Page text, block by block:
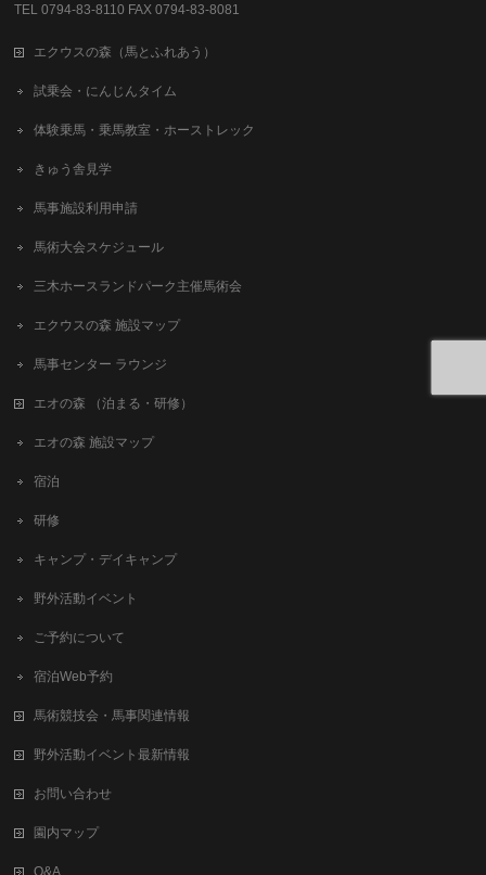
TEL 0794-83-8110 FAX 0794-83-8081
エクウスの森（馬とふれあう）
試乗会・にんじんタイム
体験乗馬・乗馬教室・ホーストレック
きゅう舎見学
馬事施設利用申請
馬術大会スケジュール
三木ホースランドパーク主催馬術会
エクウスの森 施設マップ
馬事センター ラウンジ
エオの森 （泊まる・研修）
エオの森 施設マップ
宿泊
研修
キャンプ・デイキャンプ
野外活動イベント
ご予約について
宿泊Web予約
馬術競技会・馬事関連情報
野外活動イベント最新情報
お問い合わせ
園内マップ
Q&A